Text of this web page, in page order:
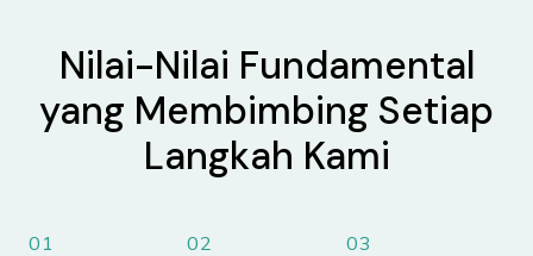
Nilai-Nilai Fundamental
yang Membimbing Setiap
Langkah Kami
01 02 03